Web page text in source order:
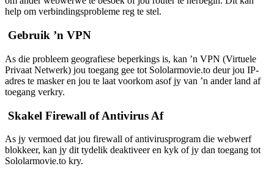
help om verbindingsprobleme reg te stel.
Gebruik ’n VPN
As die probleem geografiese beperkings is, kan ’n VPN (Virtuele
Privaat Netwerk) jou toegang gee tot Sololarmovie.to deur jou IP-
adres te masker en jou te laat voorkom asof jy van ’n ander land af
toegang verkry.
Skakel Firewall of Antivirus Af
As jy vermoed dat jou firewall of antivirusprogram die webwerf
blokkeer, kan jy dit tydelik deaktiveer en kyk of jy dan toegang tot
Sololarmovie.to kry.